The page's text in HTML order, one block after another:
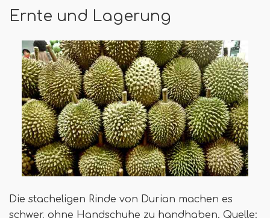
Ernte und Lagerung
Die stacheligen Rinde von Durian machen es
schwer, ohne Handschuhe zu handhaben. Quelle: